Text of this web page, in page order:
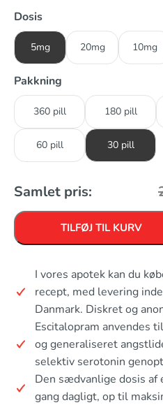
Dosis
5mg 20mg 10mg
Pakkning
360 pill 180 pill
60 pill 30 pill
Samlet pris:
TILFØJ TIL KURV
I vores apotek kan du
recept, med levering
Danmark. Diskret og
Escitalopram anvendes
og generaliseret
selektiv serotonin
Den sædvanlige dosis af
gang dagligt, op til